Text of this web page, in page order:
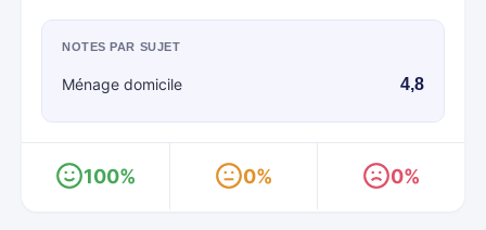
NOTES PAR SUJET
Ménage domicile 4,8
100% 0% 0%